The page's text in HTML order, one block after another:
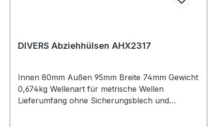
DIVERS Abziehhülsen AHX2317
Innen 80mm Außen 95mm Breite 74mm Gewicht
0,674kg Wellenart für metrische Wellen
Lieferumfang ohne Sicherungsblech und